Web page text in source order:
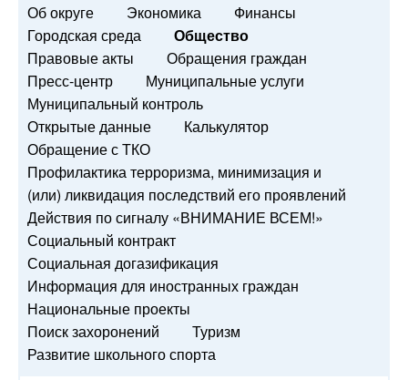
Об округе Экономика
Финансы
Городская среда
Общество
Правовые акты
Обращения граждан
Пресс-центр
Муниципальные услуги
Муниципальный контроль
Открытые данные
Калькулятор
Обращение с ТКО
Профилактика терроризма, минимизация и
(или) ликвидация последствий его проявлений
Действия по сигналу «ВНИМАНИЕ ВСЕМ!»
Социальный контракт
Социальная догазификация
Информация для иностранных граждан
Национальные проекты
Поиск захоронений
Туризм
Развитие школьного спорта